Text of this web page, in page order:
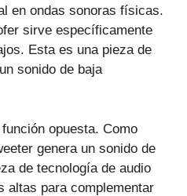
en ondas sonoras físicas.
sirve específicamente
Esta es una pieza de
sonido de baja
opuesta. Como
genera un sonido de
de tecnología de audio
altas para complementar